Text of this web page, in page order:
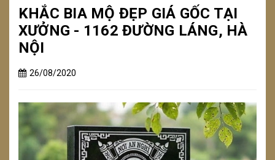
KHẮC BIA MỘ ĐẸP GIÁ GỐC TẠI
XƯỞNG - 1162 ĐƯỜNG LÁNG, HÀ
NỘI
26/08/2020